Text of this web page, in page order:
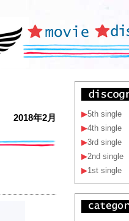
2018年2月 ▶5th single
▶4th single
▶3rd single
▶2nd single
▶1st single